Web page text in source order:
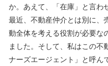
か。あえて、「在庫」と言わ
最近、不動産仲介とは別に、
動全体を考える役割が必要な
ました。そして、私はこの
ナーズエージェント」と呼ん